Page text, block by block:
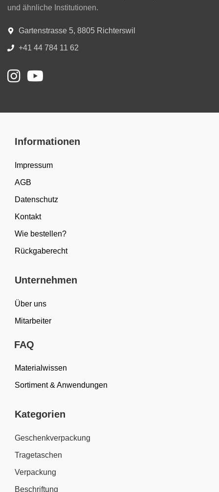
und ähnliche Institutionen.
Gartenstrasse 5, 8805 Richterswil
+41 44 784 11 62
Informationen
Impressum
AGB
Datenschutz
Kontakt
Wie bestellen?
Rückgaberecht
Unternehmen
Über uns
Mitarbeiter
FAQ
Materialwissen
Sortiment & Anwendungen
Kategorien
Geschenkverpackung
Tragetaschen
Verpackung
Beschriftung